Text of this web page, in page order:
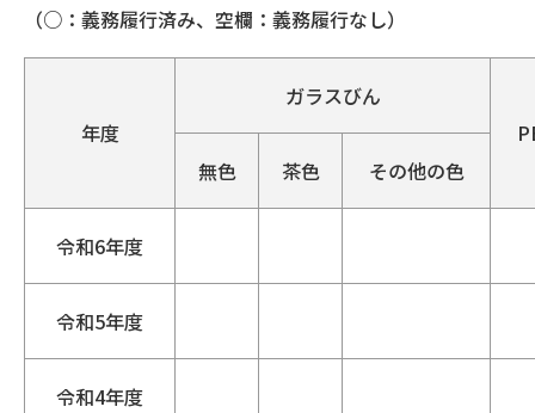
（○：義務履行済み、空欄：義務履行なし）
年度
ガラスびん
無色
茶色 その他の色
令和6年度
令和5年度
令和4年度